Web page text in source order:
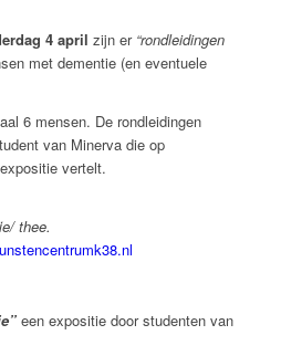
4 april zijn er “rondleidingen
met dementie (en eventuele
6 mensen. De rondleidingen
van Minerva die op
vertelt.
thee.
een expositie door studenten van